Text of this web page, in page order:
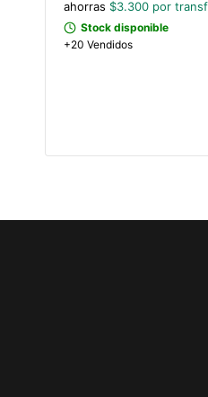
ahorras $3.300 por
Stock disponible
+20 Vendidos